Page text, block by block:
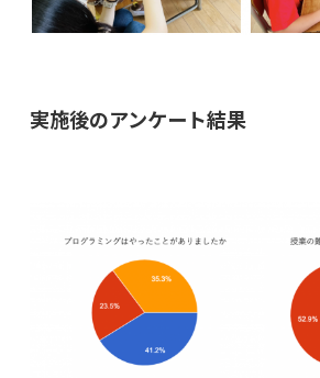
実施後のアンケート結果